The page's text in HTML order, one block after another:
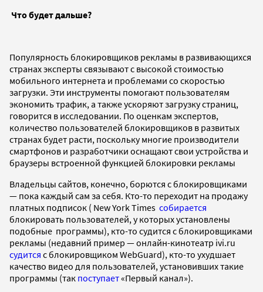
Что будет дальше?
Популярность блокировщиков рекламы в развивающихся
странах эксперты связывают с высокой стоимостью
мобильного интернета и проблемами со скоростью
загрузки. Эти инструменты помогают пользователям
экономить трафик, а также ускоряют загрузку страниц,
говорится в исследовании. По оценкам экспертов,
количество пользователей блокировщиков в развитых
странах будет расти, поскольку многие производители
смартфонов и разработчики оснащают свои устройства и
браузеры встроенной функцией блокировки рекламы
Владельцы сайтов, конечно, борются с блокировщиками
— пока каждый сам за себя. Кто-то переходит на продажу
платных подписок ( New York Times собирается
блокировать пользователей, у которых установлены
подобные программы), кто-то судится с блокировщиками
рекламы (недавний пример — онлайн-кинотеатр ivi.ru
судится с блокировщиком WebGuard), кто-то ухудшает
качество видео для пользователей, установивших такие
программы (так поступает«Первый канал»).